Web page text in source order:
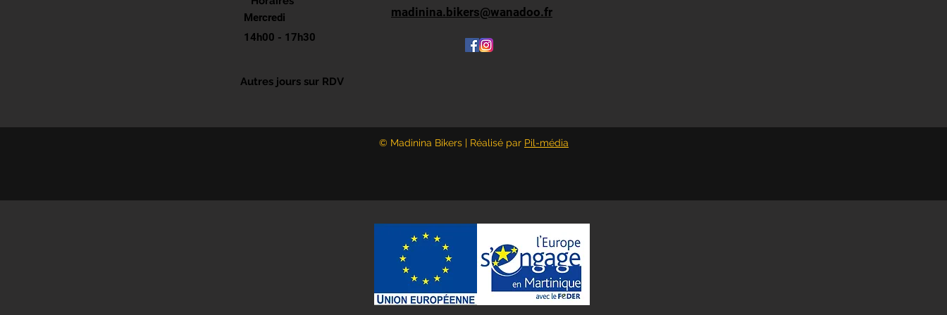
Mercredi
14h00 - 17h30
Autres jours sur RDV
madinina.bikers@wanadoo.fr
© Madinina Bikers | Réalisé par Pil-média